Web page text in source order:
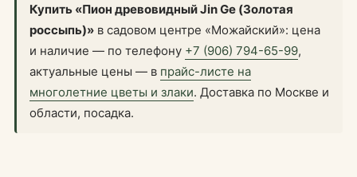
Купить «Пион древовидный Jin Ge (Золотая
россыпь)» в садовом центре «Можайский»: цена
и наличие — по телефону +7 (906) 794-65-99,
актуальные цены — в прайс-листе на
многолетние цветы и злаки. Доставка по Москве и
области, посадка.